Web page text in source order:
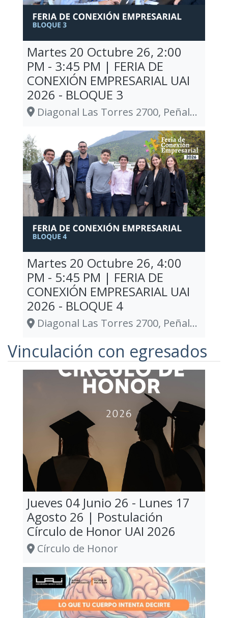
Martes 20 Octubre 26, 2:00
PM - 3:45 PM | FERIA DE
CONEXIÓN EMPRESARIAL UAI
2026 - BLOQUE 3
Diagonal Las Torres 2700, Peñalolén
Martes 20 Octubre 26, 4:00
PM - 5:45 PM | FERIA DE
CONEXIÓN EMPRESARIAL UAI
2026 - BLOQUE 4
Diagonal Las Torres 2700, Peñalolén
Vinculación con egresados
Jueves 04 Junio 26 - Lunes 17
Agosto 26 | Postulación
Círculo de Honor UAI 2026
Círculo de Honor